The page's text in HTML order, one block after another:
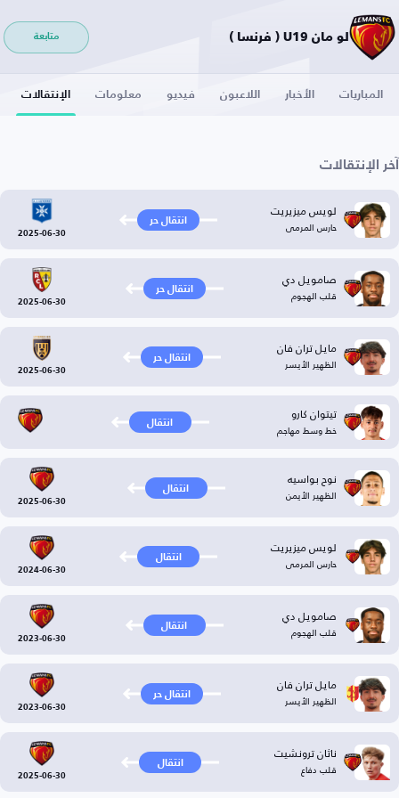
لو مان U19 ( فرنسا ) متابعة
المباريات الأخبار اللاعبون فيديو معلومات الإنتقالات
آخر الإنتقالات
لويس ميزيريت
حارس المرمى انتقال حر
2025-06-30
صامويل دي
قلب الهجوم انتقال حر
2025-06-30
مايل تران فان
الظهير الأيسر انتقال حر
2025-06-30
تيتوان كارو
خط وسط مهاجم انتقال
نوح بواسيه
الظهير الأيمن انتقال
2025-06-30
لويس ميزيريت
حارس المرمى انتقال
2024-06-30
صامويل دي
قلب الهجوم انتقال
2023-06-30
مايل تران فان
الظهير الأيسر انتقال حر
2023-06-30
ناثان ترونشيت
قلب دفاع انتقال
2025-06-30